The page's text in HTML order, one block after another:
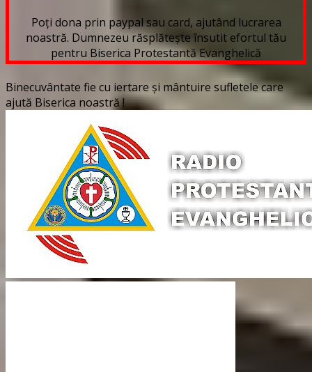
Poți dona prin paypal sau card, ajutând lucrarea
noastră. Dumnezeu răsplătește însutit efortul tău
pentru Biserica Protestantă Evanghelică
Binecuvântate fie cu iertare și mântuire sufletele care
ajută Biserica noastră !